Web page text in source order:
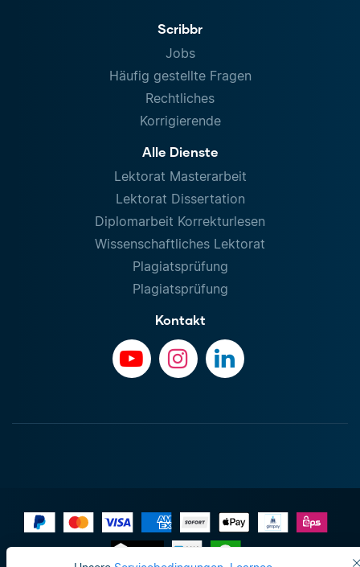
Scribbr
Jobs
Häufig gestellte Fragen
Rechtliches
Korrigierende
Alle Dienste
Lektorat Masterarbeit
Lektorat Dissertation
Diplomarbeit Korrekturlesen
Wissenschaftliches Lektorat
Plagiatsprüfung
Plagiatsprüfung
Kontakt